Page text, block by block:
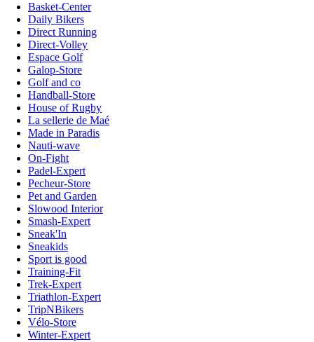
Basket-Center
Daily Bikers
Direct Running
Direct-Volley
Espace Golf
Galop-Store
Golf and co
Handball-Store
House of Rugby
La sellerie de Maé
Made in Paradis
Nauti-wave
On-Fight
Padel-Expert
Pecheur-Store
Pet and Garden
Slowood Interior
Smash-Expert
Sneak'In
Sneakids
Sport is good
Training-Fit
Trek-Expert
Triathlon-Expert
TripNBikers
Vélo-Store
Winter-Expert